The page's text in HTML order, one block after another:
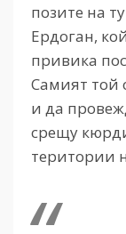
позите на
Ердоган,
привика
Самият той
и да
срещу
територии